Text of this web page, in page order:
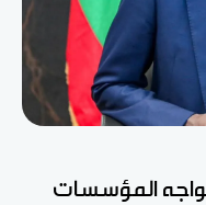
المؤسسات